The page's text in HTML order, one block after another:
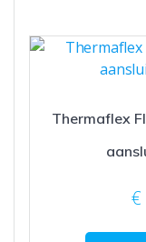
Thermaflex
€